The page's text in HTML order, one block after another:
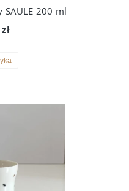
SAULE 200 ml